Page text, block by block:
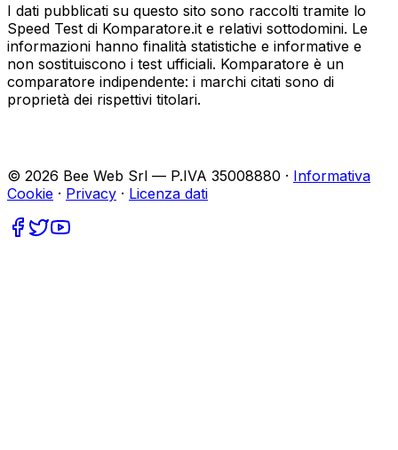
I dati pubblicati su questo sito sono raccolti tramite lo
Speed Test di Komparatore.it e relativi sottodomini. Le
informazioni hanno finalità statistiche e informative e
non sostituiscono i test ufficiali. Komparatore è un
comparatore indipendente: i marchi citati sono di
proprietà dei rispettivi titolari.
© 2026 Bee Web Srl — P.IVA 35008880 · Informativa
Cookie · Privacy · Licenza dati